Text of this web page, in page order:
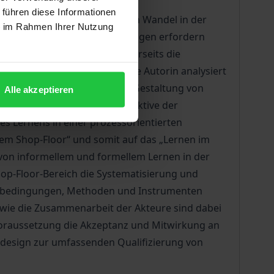
diese Informationen
Rahmen Ihrer Nutzung
Alle akzeptieren
entsteht ein Wandel in der
Diese Veränderungen erfordern
der Produktion, und andererseits die
Arbeitsverlauf/-vorgang. Die Autorin analysiert
Lernarrangements bei der Gestaltung von
Aus der Perspektive der
Lernens in einer prozessorientierten
Shop-Floor“ und somit auf das „Lernen im
informellem und formellem Lernen in der
Floor-Bereich die Systematisierung und
Methoden und Instrumenten
die Zusammenarbeit der Akteure sind dabei
die Akzeptanz und Mitwirkung an
zur umfassenden Qualifizierung von